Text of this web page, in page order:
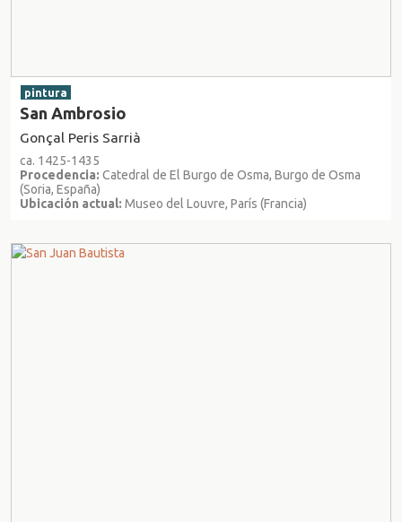
pintura
San Ambrosio
Gonçal Peris Sarrià
ca. 1425-1435
Procedencia: Catedral de El Burgo de Osma, Burgo de Osma
(Soria, España)
Ubicación actual: Museo del Louvre, París (Francia)